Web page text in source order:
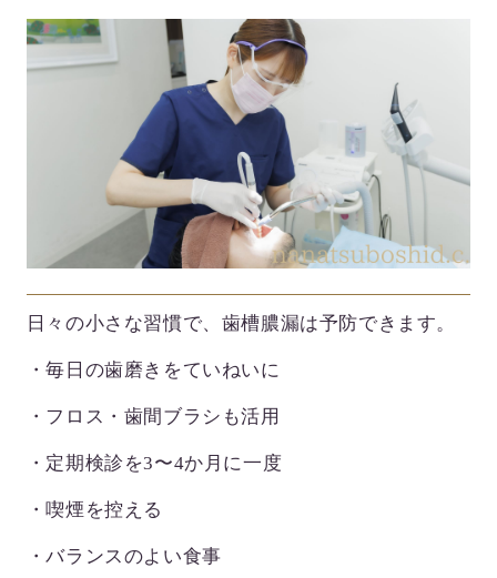
日々の小さな習慣で、歯槽膿漏は予防できます。
・毎日の歯磨きをていねいに
・フロス・歯間ブラシも活用
・定期検診を3〜4か月に一度
・喫煙を控える
・バランスのよい食事